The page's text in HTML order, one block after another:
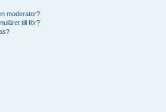
moderator?
till för?